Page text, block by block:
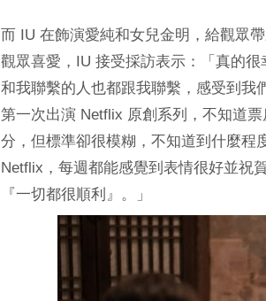
而 IU 在飾演愛純和女兒金明，給觀眾
觀眾喜愛，IU 接受採訪表示：「真的
和我聯繫的人也都跟我聯繫，感受到我
第一次出演 Netflix 原創系列，不知道
分，但標準卻很模糊，不知道到什麼程
Netflix，每週都能感覺到表情很好並祝
『一切都很順利』。」